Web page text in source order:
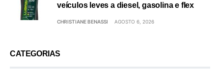
veículos leves a diesel, gasolina e flex
CHRISTIANE BENASSI AGOSTO 6, 2026
CATEGORIAS